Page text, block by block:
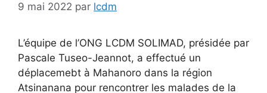
9 mai 2022 par lcdm
L’équipe de l’ONG LCDM SOLIMAD, présidée par
Pascale Tuseo-Jeannot, a effectué un
déplacemebt à Mahanoro dans la région
Atsinanana pour rencontrer les malades de la